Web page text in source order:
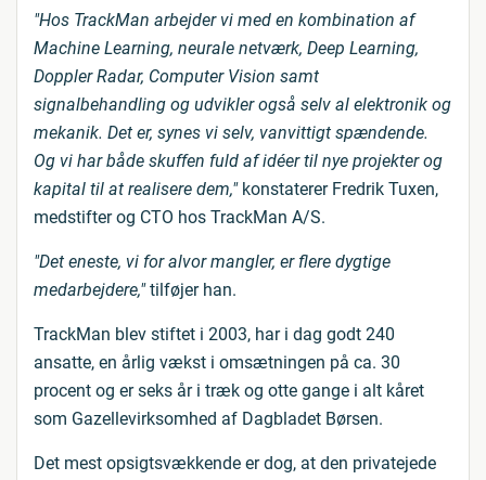
"Hos TrackMan arbejder vi med en kombination af
Machine Learning, neurale netværk, Deep Learning,
Doppler Radar, Computer Vision samt
signalbehandling og udvikler også selv al elektronik og
mekanik. Det er, synes vi selv, vanvittigt spændende.
Og vi har både skuffen fuld af idéer til nye projekter og
kapital til at realisere dem,"konstaterer Fredrik Tuxen,
medstifter og CTO hos TrackMan A/S.
"Det eneste, vi for alvor mangler, er flere dygtige
medarbejdere,"tilføjer han.
TrackMan blev stiftet i 2003, har i dag godt 240
ansatte, en årlig vækst i omsætningen på ca. 30
procent og er seks år i træk og otte gange i alt kåret
som Gazellevirksomhed af Dagbladet Børsen.
Det mest opsigtsvækkende er dog, at den privatejede